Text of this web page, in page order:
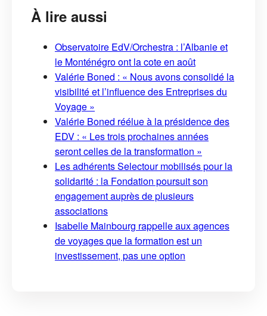
À lire aussi
Observatoire EdV/Orchestra : l’Albanie et
le Monténégro ont la cote en août
Valérie Boned : « Nous avons consolidé la
visibilité et l’influence des Entreprises du
Voyage »
Valérie Boned réélue à la présidence des
EDV : « Les trois prochaines années
seront celles de la transformation »
Les adhérents Selectour mobilisés pour la
solidarité : la Fondation poursuit son
engagement auprès de plusieurs
associations
Isabelle Mainbourg rappelle aux agences
de voyages que la formation est un
investissement, pas une option